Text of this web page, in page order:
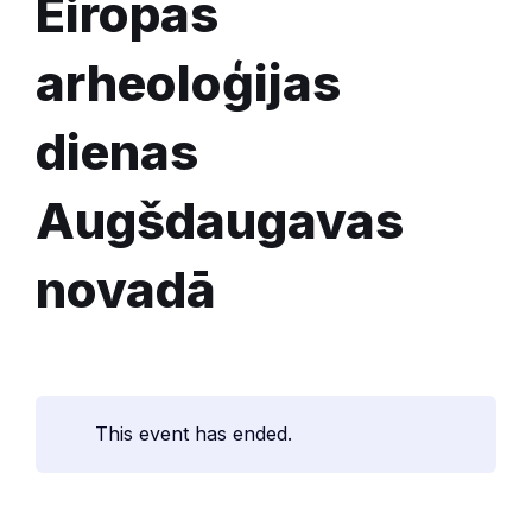
Eiropas
arheoloģijas
dienas
Augšdaugavas
novadā
This event has ended.